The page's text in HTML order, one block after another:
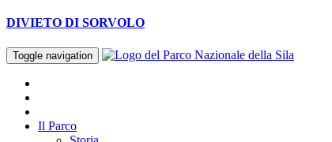
DIVIETO DI SORVOLO
Toggle navigation
Il Parco